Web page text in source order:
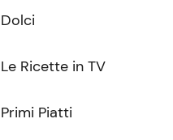
Dolci
Le Ricette in TV
Primi Piatti